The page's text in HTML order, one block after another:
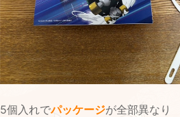
5個入れでパッケージが全部異なり